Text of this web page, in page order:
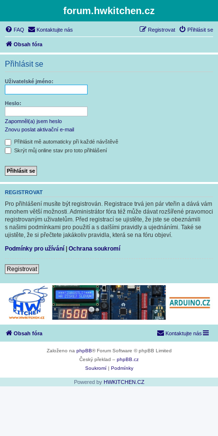
forum.hwkitchen.cz
FAQ Kontaktujte nás Přihlásit se
Registrovat
Obsah fóra
Přihlásit se
Uživatelské jméno:
Heslo:
Zapomněl(a) jsem heslo
Znovu poslat aktivační e-mail
Přihlásit mě automaticky při každé návštěvě
Skrýt můj online stav pro toto přihlášení
REGISTROVAT
Pro přihlášení musíte být registrován. Registrace trvá jen pár vteřin a dává vám
mnohem větší možnosti. Administrátor fóra též může dávat rozšířené pravomoci
registrovaným uživatelům. Před registrací se ujistěte, že jste se obeznámili
s našimi podmínkami pro použití a s dalšími pravidly a ujednáními. Také se
ujistěte, že si přečtete jakákoliv pravidla, která se na fóru objeví.
Podmínky pro užívání | Ochrana soukromí
Registrovat
Obsah fóra Kontaktujte nás
Založeno na phpBB® Forum Software © phpBB Limited
Český překlad – phpBB.cz
Soukromí| Podmínky
Powered by HWKITCHEN.CZ